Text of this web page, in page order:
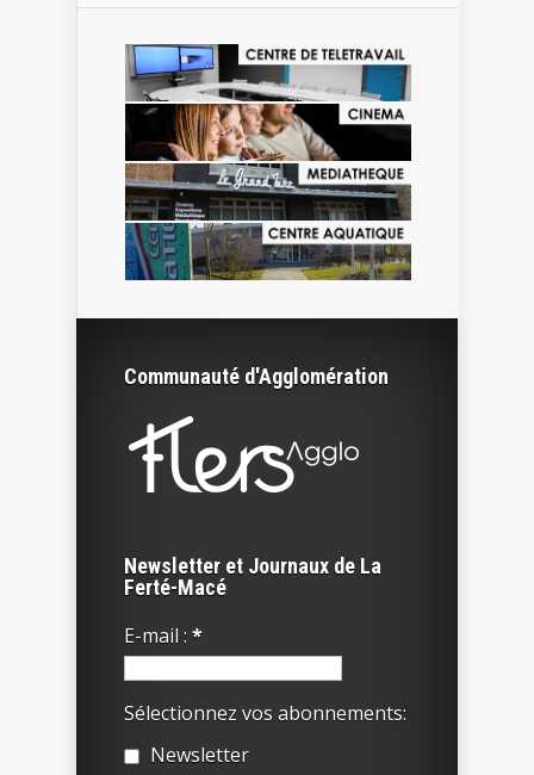
Communauté d'Agglomération
Newsletter et Journaux de La
Ferté-Macé
E-mail : *
Sélectionnez vos abonnements:
Newsletter